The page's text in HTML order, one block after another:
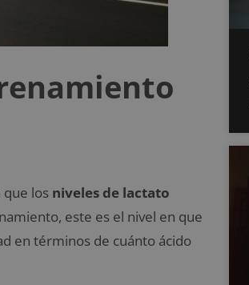
los niveles de lactato
este es el nivel en que
en términos de cuánto ácido